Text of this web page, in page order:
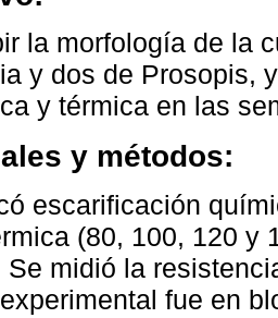
la morfología de la
y dos de Prosopis,
y térmica en las
y métodos:
escarificación
(80, 100, 120 y
Se midió la
fue en